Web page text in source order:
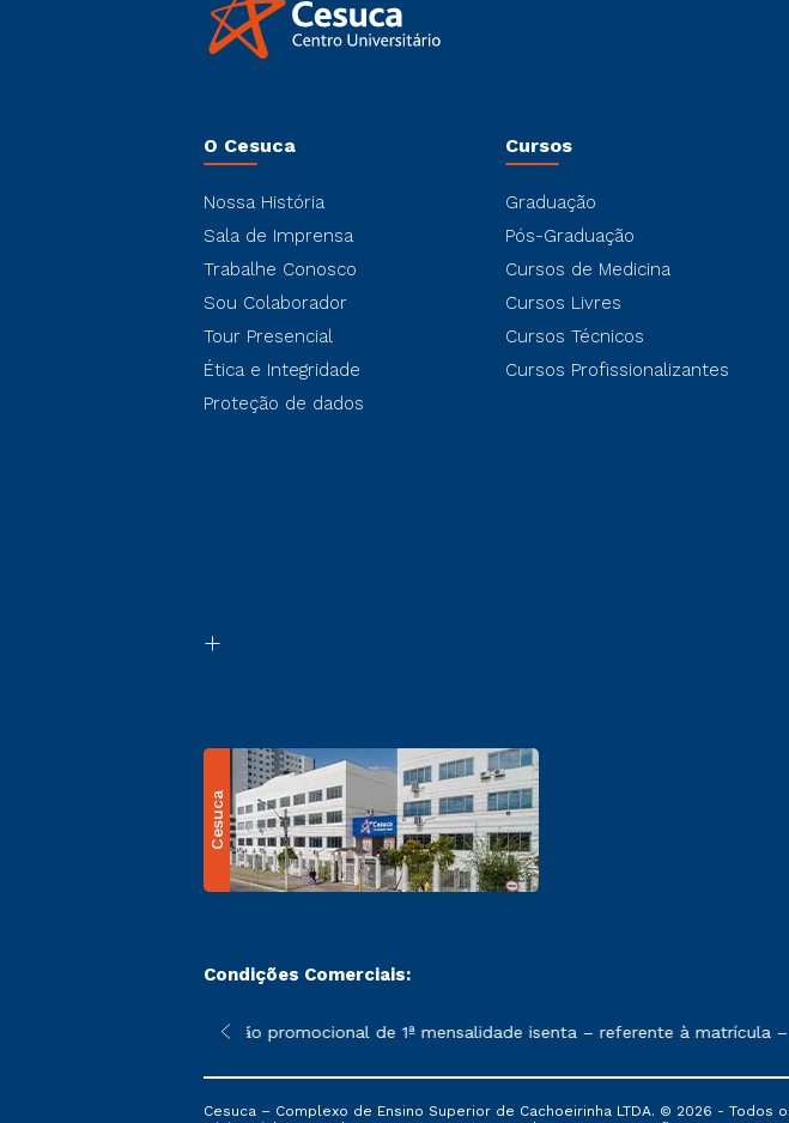
O Cesuca
Nossa História
Sala de Imprensa
Trabalhe Conosco
Sou Colaborador
Tour Presencial
Ética e Integridade
Proteção de dados
Cursos
Graduação
Pós-Graduação
Cursos de Medicina
Cursos Livres
Cursos Técnicos
Cursos Profissionalizantes
Cesuca
Condições Comerciais:
sofrer alterações nos períodos de rematrícula conforme exposto no contrato de
*A condição promocional de 1ª mensalidade isenta – referente à matrícula
Cesuca – Complexo de Ensino Superior de Cachoeirinha LTDA. © 2026 - Todos